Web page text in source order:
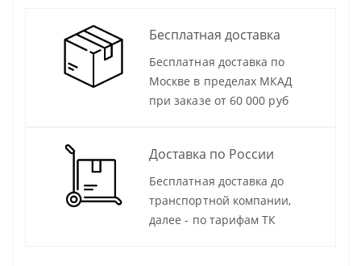
Бесплатная доставка
Бесплатная доставка по
Москве в пределах МКАД
при заказе от 60 000 руб
Доставка по России
Бесплатная доставка до
транспортной компании,
далее - по тарифам ТК